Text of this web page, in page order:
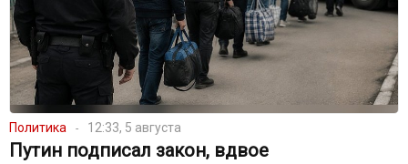
Политика 12:33, 5 августа
Путин подписал закон, вдвое